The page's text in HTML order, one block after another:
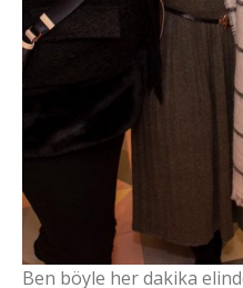
Ben böyle her dakika